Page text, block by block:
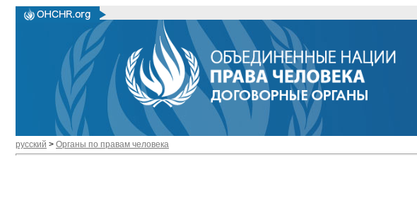
русский > Органы по правам человека